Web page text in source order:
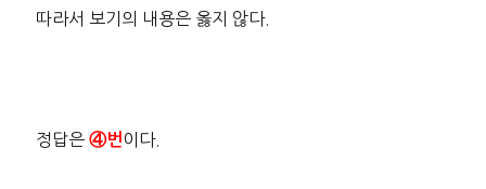
따라서 보기의 내용은 옳지 않다.
정답은④번 이다.